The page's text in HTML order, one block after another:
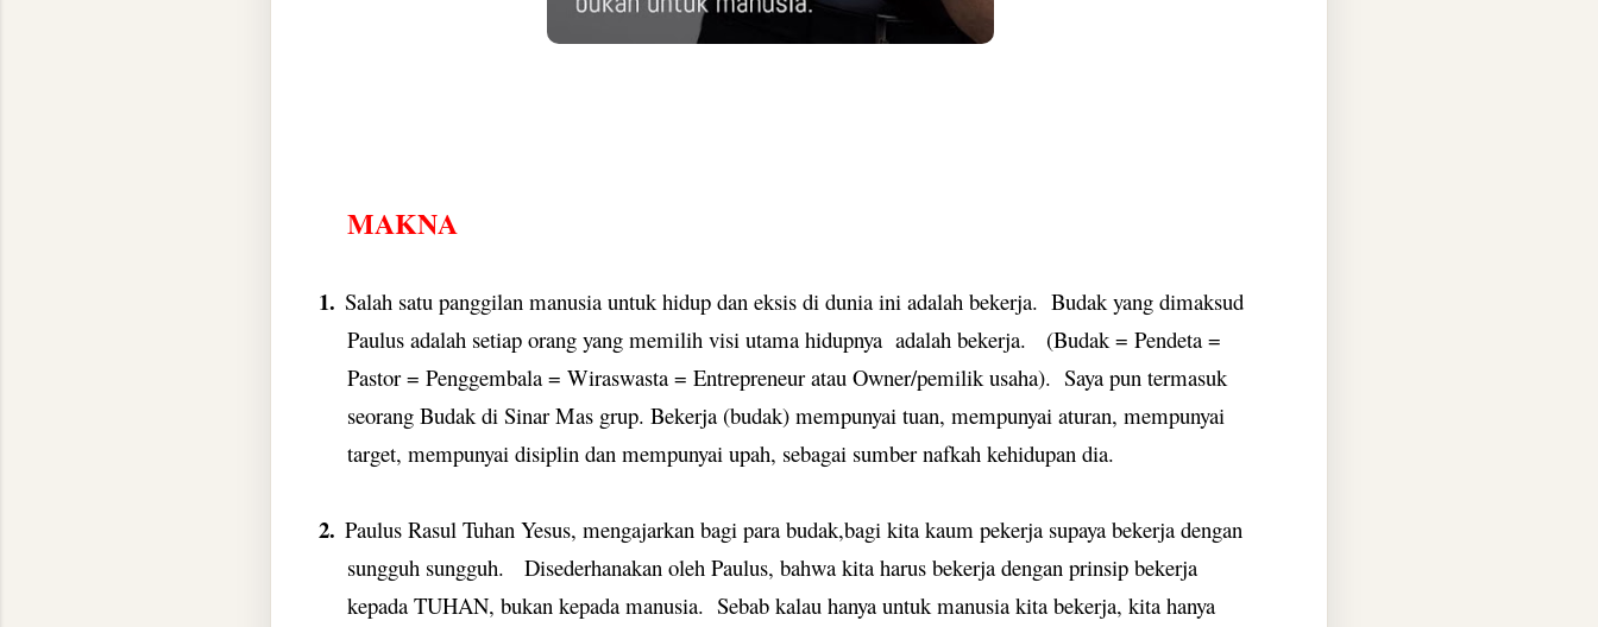
MAKNA
1. Salah satu panggilan manusia untuk hidup dan eksis di dunia ini adalah bekerja. Budak yang dimaksud
Paulus adalah setiap orang yang memilih visi utama hidupnya adalah bekerja.
(Budak = Pendeta =
Pastor = Penggembala = Wiraswasta = Entrepreneur atau Owner/pemilik usaha). Saya pun termasuk
seorang Budak di Sinar Mas grup. Bekerja (budak) mempunyai tuan, mempunyai aturan, mempunyai
target, mempunyai disiplin dan mempunyai upah, sebagai sumber nafkah kehidupan dia.
2. Paulus Rasul Tuhan Yesus, mengajarkan bagi para budak,bagi kita kaum pekerja supaya bekerja dengan
sungguh sungguh.
Disederhanakan oleh Paulus, bahwa kita harus bekerja dengan prinsip bekerja
kepada TUHAN, bukan kepada manusia. Sebab kalau hanya untuk manusia kita bekerja, kita hanya